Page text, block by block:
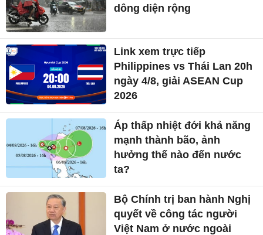
dông diện rộng
Link xem trực tiếp
Philippines vs Thái Lan 20h
ngày 4/8, giải ASEAN Cup
2026
Áp thấp nhiệt đới khả năng
mạnh thành bão, ảnh
hưởng thế nào đến nước
ta?
Bộ Chính trị ban hành Nghị
quyết về công tác người
Việt Nam ở nước ngoài